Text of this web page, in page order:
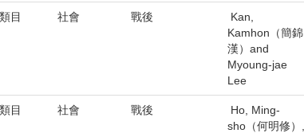
目
社會 戰後
Kan,
Kamhon（簡錦
漢）and
Myoung-jae
Lee
目
社會 戰後
Ho, Ming-
sho（何明修）,